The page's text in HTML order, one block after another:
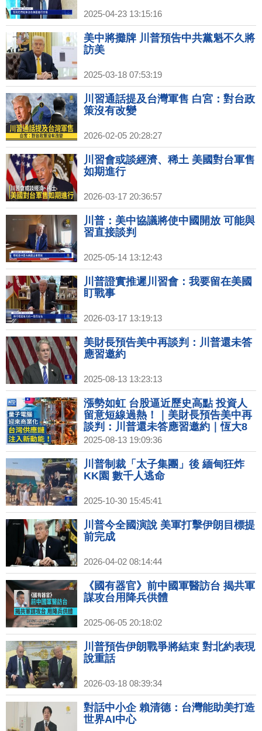
2025-04-23 13:15:16
美中將攤牌 川普預告中共黨魁不久將
訪美
2025-03-18 07:53:19
川習通話提及台灣軍售 白宮：對台政
策沒有改變
2026-02-05 20:28:27
川習會或談經濟、稀土 美國對台軍售
如期進行
2026-03-17 20:36:57
川普：美中協議將使中國開放 可能與
習直接談判
2025-05-14 13:12:43
川普證實推遲川習會：我要留在美國
盯戰事
2026-03-17 13:19:13
美財長預告美中再談判：川普還未答
應習邀約
2025-08-13 13:23:13
漲勢如虹 台股逼近歷史高點 投資人
留意短線過熱！｜美財長預告美中再
談判：川普還未答應習邀約｜恆大8
月退市 華南城淪「恆大第二」遭清盤
｜IBM、Google新突破！量子電腦
2030有望商業化
2025-08-13 19:09:36
川普制裁「太子集團」後 緬甸狂炸
KK園 數千人逃命
2025-10-30 15:45:41
川普今全國演說 美軍打擊伊朗目標提
前完成
2026-04-02 08:14:44
《國有器官》前中國軍醫訪台 揭共軍
謀攻台用降兵供體
2025-06-05 20:18:02
川普預告伊朗戰爭將結束 對北約表現
說重話
2026-03-18 08:39:34
對話中小企 賴清德：台灣能助美打造
世界AI中心